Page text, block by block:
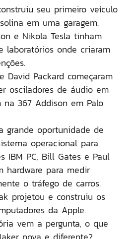
seu primeiro veículo
em uma garagem.
e Nikola Tesla tinham
laboratórios onde criaram
David Packard começaram
osciladores de áudio em
na 367 Addison em Palo
grande oportunidade de
operacional para
IBM PC, Bill Gates e Paul
hardware para medir
o tráfego de carros.
projetou e construiu os
da Apple.
vem a pergunta, o que